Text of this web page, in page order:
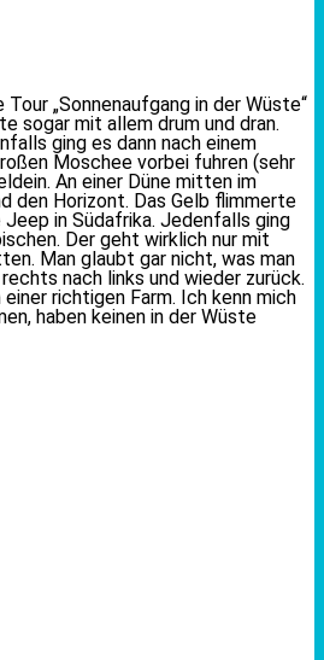
„Sonnenaufgang in der Wüste“
sogar mit allem drum und dran.
ging es dann nach einem
Moschee vorbei fuhren (sehr
An einer Düne mitten im
den Horizont. Das Gelb flimmerte
in Südafrika. Jedenfalls ging
Der geht wirklich nur mit
Man glaubt gar nicht, was man
nach links und wieder zurück.
richtigen Farm. Ich kenn mich
haben keinen in der Wüste